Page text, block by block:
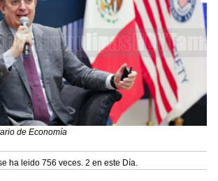
de Economía
ha leido 756 veces. 2 en este Día.